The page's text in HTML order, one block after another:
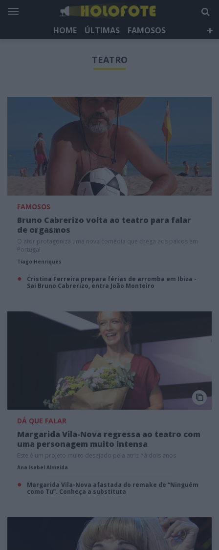
HOME ÚLTIMAS
FAMOSOS
HOLOFOTE TV
NEWSLETTER
TEATRO
FAMOSOS
Bruno Cabrerizo volta ao teatro para falar
de orgasmos
O ator protagoniza uma nova comédia que chega aos palcos em
Portugal
Tiago Henriques
Cristina Ferreira prepara férias de arromba em Ibiza -
Sai Bruno Cabrerizo, entra João Monteiro
DÁ QUE FALAR
Margarida Vila-Nova regressa ao teatro com
uma personagem muito intensa
Este é um projeto muito desejado pela atriz há dois anos
Ana Isabel Almeida
Margarida Vila-Nova afastada do remake de “Ninguém
como Tu”. Conheça a substituta